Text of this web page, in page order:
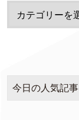
今日の人気記事